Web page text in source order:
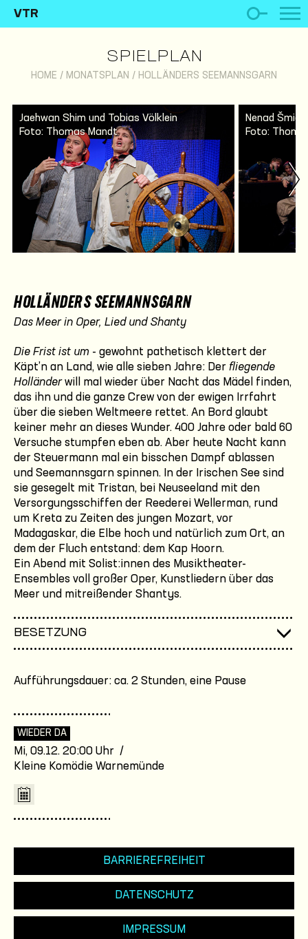
VTR
SPIELPLAN
HOME / MONATSPLAN / HOLLÄNDERS SEEMANNSGARN
Jaehwan Shim und Tobias Völklein
Foto: Thomas Mandt
Nenad
Foto:
HOLLÄNDERS SEEMANNSGARN
Das Meer in Oper, Lied und Shanty
Die Frist ist um - gewohnt pathetisch klettert der
Käpt’n an Land, wie alle sieben Jahre: Der fliegende
Holländerwill mal wieder über Nacht das Mädel finden,
das ihn und die ganze Crew von der ewigen Irrfahrt
über die sieben Weltmeere rettet. An Bord glaubt
keiner mehr an dieses Wunder. 400 Jahre oder bald 60
Versuche stumpfen eben ab. Aber heute Nacht kann
der Steuermann mal ein bisschen Dampf ablassen
und Seemannsgarn spinnen. In der Irischen See sind
sie gesegelt mit Tristan, bei Neuseeland mit den
Versorgungsschiffen der Reederei Wellerman, rund
um Kreta zu Zeiten des jungen Mozart, vor
Madagaskar, die Elbe hoch und natürlich zum Ort, an
dem der Fluch entstand: dem Kap Hoorn.
Ein Abend mit Solist:innen des Musiktheater-
Ensembles voll großer Oper, Kunstliedern über das
Meer und mitreißender Shantys.
BESETZUNG
Aufführungsdauer: ca. 2 Stunden, eine Pause
WIEDER DA
Mi, 09.12. 20:00 Uhr /
Kleine Komödie Warnemünde
BARRIEREFREIHEIT
DATENSCHUTZ
IMPRESSUM